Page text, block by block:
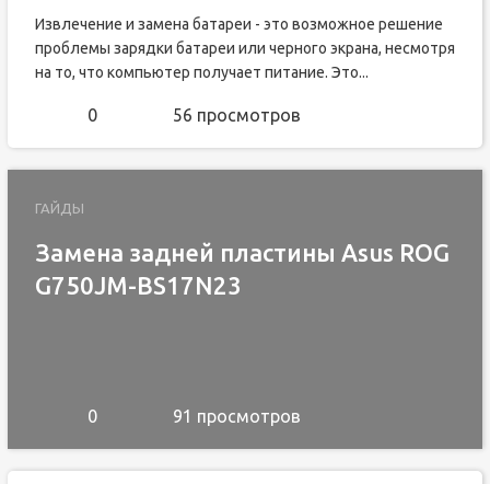
Извлечение и замена батареи - это возможное решение
проблемы зарядки батареи или черного экрана, несмотря
на то, что компьютер получает питание. Это...
0 56 просмотров
ГАЙДЫ
Замена задней пластины Asus ROG
G750JM-BS17N23
0 91 просмотров